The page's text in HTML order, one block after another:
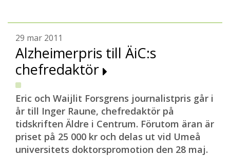
29 mar 2011
Alzheimerpris till ÄiC:s
chefredaktör
Eric och Waijlit Forsgrens journalistpris går i
år till Inger Raune, chefredaktör på
tidskriften Äldre i Centrum. Förutom äran är
priset på 25 000 kr och delas ut vid Umeå
universitets doktorspromotion den 28 maj.